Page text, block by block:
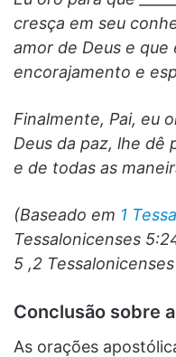
cresça em seu
amor de Deus e que
encorajamento e
Finalmente, Pai, eu
Deus da paz, lhe dê
e de todas as
(Baseado em 1
Tessalonicenses
5 ,2 Tessalonicenses
Conclusão sobre
As orações